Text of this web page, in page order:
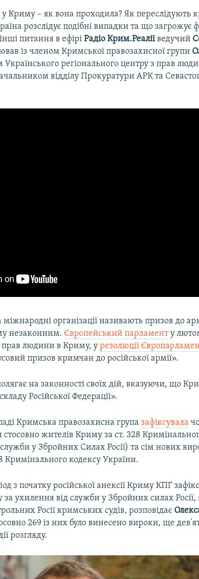
Криму – як вона проходила? Як переслідують
розслідує подібні випадки та що загрожує
питання в ефіріРадіо Крим.Реаліїведучий
із членом Кримської правозахисної групи
Українського регіонального центру з прав
відділу Прокуратури АРК та
організації називають призов до
незаконним. Європейський парламенту
прав людини в Криму, урезолюції
призов кримчан до російської армії».
на законності своїх дій, вказуючи, що
Російської Федерації».
Кримська правозахисна групазафіксувала
стосовно жителів Криму за ст. 328
у Збройних Силах Росії) та сім нових
Кримінального кодексу України.
з початку російської анексії Криму КПГ
ухилення від служби у Збройних силах Росії,
Росії кримських судів, розповідає
269 із них було винесено вироки, ще
розгляду.